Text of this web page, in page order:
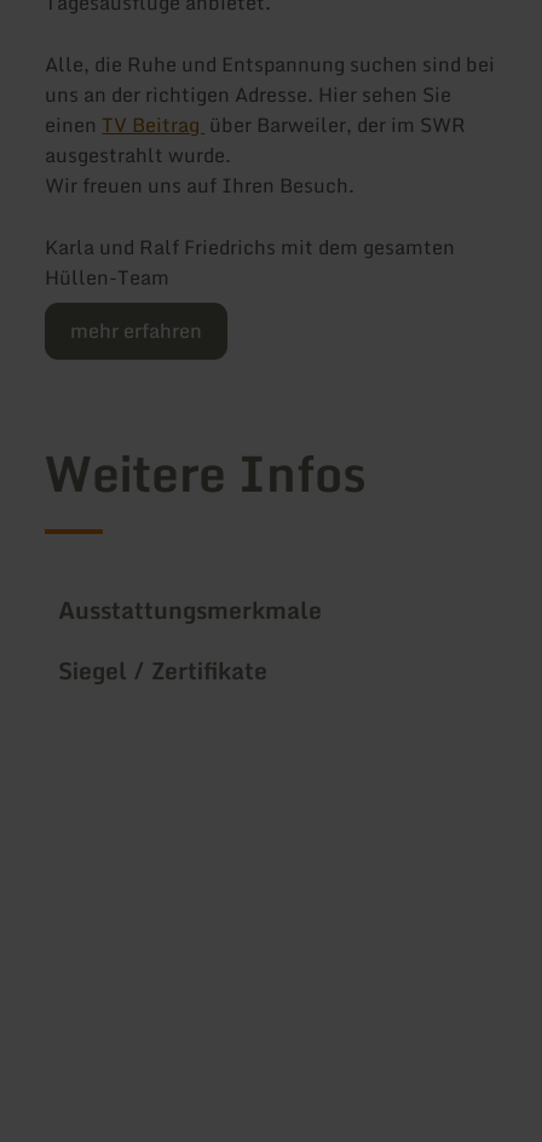
Alle, die Ruhe und Entspannung suchen sind bei
uns an der richtigen Adresse. Hier sehen Sie
einen TV Beitrag über Barweiler, der im SWR
ausgestrahlt wurde.
Wir freuen uns auf Ihren Besuch.
Karla und Ralf Friedrichs mit dem gesamten
Hüllen-Team
mehr erfahren
Weitere Infos
Ausstattungsmerkmale
Siegel / Zertifikate